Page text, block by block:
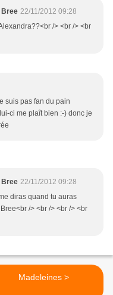
22/11/2012 09:28
/> <br /> <br
suis pas fan du pain
ci me plaît bien :-) donc je
22/11/2012 09:28
diras quand tu auras
/> <br /> <br /> <br
Madeleines >